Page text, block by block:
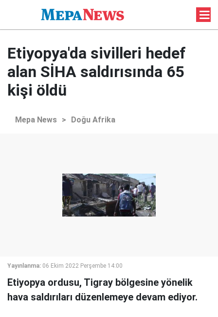
Etiyopya'da sivilleri hedef
alan SİHA saldırısında 65
kişi öldü
Mepa News > Doğu Afrika
Yayınlanma: 06 Ekim 2022 Perşembe 14:00
Etiyopya ordusu, Tigray bölgesine yönelik
hava saldırıları düzenlemeye devam ediyor.